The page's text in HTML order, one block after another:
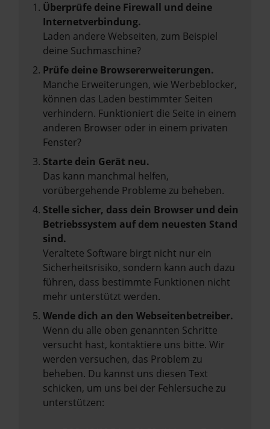
Überprüfe deine Firewall und deine
Internetverbindung.
Laden andere Webseiten, zum Beispiel
deine Suchmaschine?
Prüfe deine Browsererweiterungen.
Manche Erweiterungen, wie Werbeblocker,
können das Laden bestimmter Seiten
verhindern. Funktioniert die Seite in einem
anderen Browser oder in einem privaten
Fenster?
Starte dein Gerät neu.
Das kann manchmal helfen,
vorübergehende Probleme zu beheben.
Stelle sicher, dass dein Browser und dein
Betriebssystem auf dem neuesten Stand
sind.
Veraltete Software birgt nicht nur ein
Sicherheitsrisiko, sondern kann auch dazu
führen, dass bestimmte Funktionen nicht
mehr unterstützt werden.
Wende dich an den Webseitenbetreiber.
Wenn du alle oben genannten Schritte
versucht hast, kontaktiere uns bitte. Wir
werden versuchen, das Problem zu
beheben. Du kannst uns diesen Text
schicken, um uns bei der Fehlersuche zu
unterstützen: